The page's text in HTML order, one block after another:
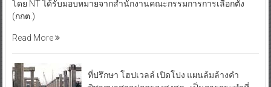
ระวังและรักษาความปลอดภัยทางไซเบอร์ เพื่อสนับสนุนภารกิจเลือก
ตั้งสมาชิกสภาผู้แทนราษฎร และการออกเสียงประชามติ ประจำปี
โดย NT ได้รับมอบหมายจากสำนักงานคณะกรรมการการเลือกตั้ง
(กกต.)
Read More